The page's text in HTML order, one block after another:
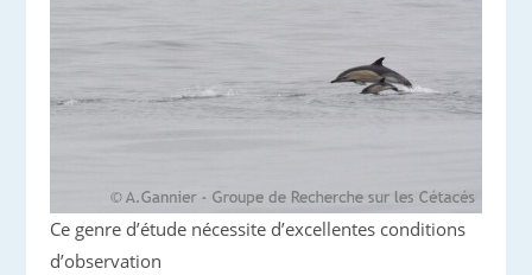
Ce genre d’étude nécessite d’excellentes conditions
d’observation